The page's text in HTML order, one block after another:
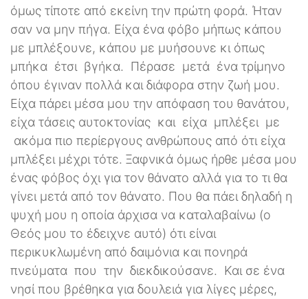
όμως τίποτε από εκείνη την πρώτη φορά. Ήταν
σαν να μην πήγα. Είχα ένα φόβο μήπως κάπου
με μπλέξουνε, κάπου με μυήσουνε κι όπως
μπήκα έτσι βγήκα. Πέρασε μετά ένα τρίμηνο
όπου έγιναν πολλά και διάφορα στην ζωή μου.
Είχα πάρει μέσα μου την απόφαση του θανάτου,
είχα τάσεις αυτοκτονίας και είχα μπλέξει με
ακόμα πιο περίεργους ανθρώπους από ότι είχα
μπλέξει μέχρι τότε. Ξαφνικά όμως ήρθε μέσα μου
ένας φόβος όχι για τον θάνατο αλλά για το τι θα
γίνει μετά από τον θάνατο. Που θα πάει δηλαδή η
ψυχή μου η οποία άρχισα να καταλαβαίνω (ο
Θεός μου το έδειχνε αυτό) ότι είναι
περικυκλωμένη από δαιμόνια και πονηρά
πνεύματα που την διεκδικούσανε. Και σε ένα
νησί που βρέθηκα για δουλειά για λίγες μέρες,